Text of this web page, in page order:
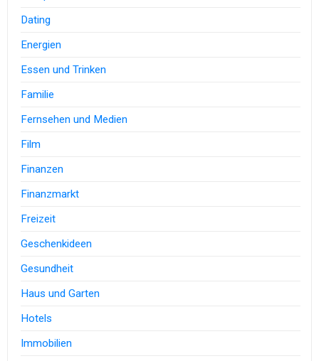
Dating
Energien
Essen und Trinken
Familie
Fernsehen und Medien
Film
Finanzen
Finanzmarkt
Freizeit
Geschenkideen
Gesundheit
Haus und Garten
Hotels
Immobilien